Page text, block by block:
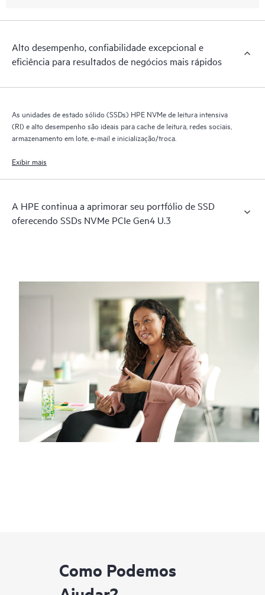
Alto desempenho, confiabilidade excepcional e
eficiência para resultados de negócios mais rápidos
As unidades de estado sólido (SSDs) HPE NVMe de leitura intensiva
(RI) e alto desempenho são ideais para cache de leitura, redes sociais,
armazenamento em lote, e-mail e inicialização/troca.
Exibir mais
A HPE continua a aprimorar seu portfólio de SSD
oferecendo SSDs NVMe PCIe Gen4 U.3
Como Podemos